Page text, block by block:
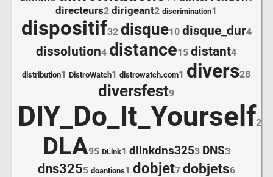
directeurs2 dirigeant2 discrimination1
dispositif32 disque10 disque_dur4
dissolution4 distance15 distant4
distribution1 DistroWatch1 distrowatch.com1 divers28
diversfest9
DIY_Do_It_Yourself289
DLA95 DLink1 dlinkdns3253 DNS3
dns3255 doantions1 dobjet7 dobjets6